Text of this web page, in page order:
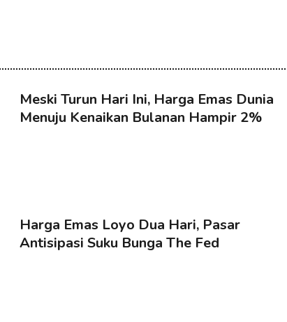
Meski Turun Hari Ini, Harga Emas Dunia
Menuju Kenaikan Bulanan Hampir 2%
Harga Emas Loyo Dua Hari, Pasar
Antisipasi Suku Bunga The Fed